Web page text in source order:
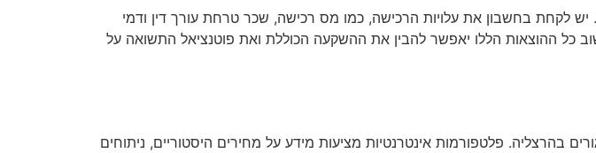
לקחת בחשבון את עלויות הרכישה, כמו מס רכישה, שכר טרחת עורך דין ודמי
כל ההוצאות הללו יאפשר להבין את ההשקעה הכוללת ואת פוטנציאל התשואה על
פלטפורמות אינטרנטיות מציעות מידע על מחירים היסטוריים, ניתוחים